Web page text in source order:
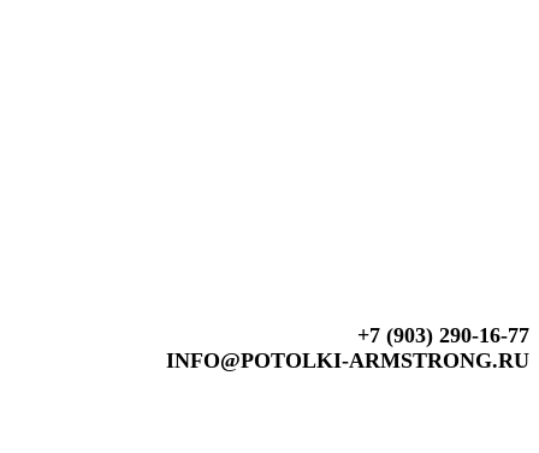
+7 (903) 290-16-77
INFO@POTOLKI-ARMSTRONG.RU